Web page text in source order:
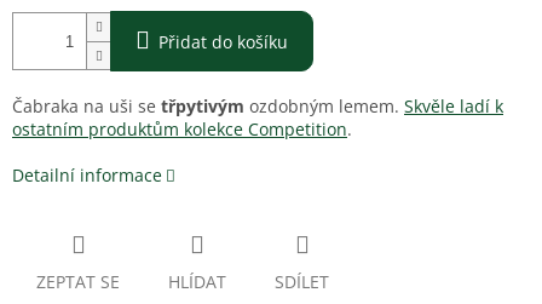
Přidat do košíku
Čabraka na uši se třpytivým ozdobným lemem. Skvěle ladí k
ostatním produktům kolekce Competition.
Detailní informace
ZEPTAT SE HLÍDAT SDÍLET